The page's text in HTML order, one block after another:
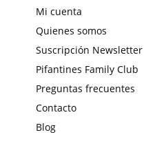
Mi cuenta
Quienes somos
Suscripción Newsletter
Pifantines Family Club
Preguntas frecuentes
Contacto
Blog